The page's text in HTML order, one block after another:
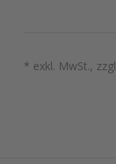
* exkl. MwSt.,